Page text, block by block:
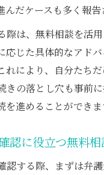
んだケースも多く報告
際は、無料相談を活
応じた具体的なアド
れにより、自分たち
きの落とし穴も事前
を進めることができま
認に役立つ無料
認する際、まずは弁